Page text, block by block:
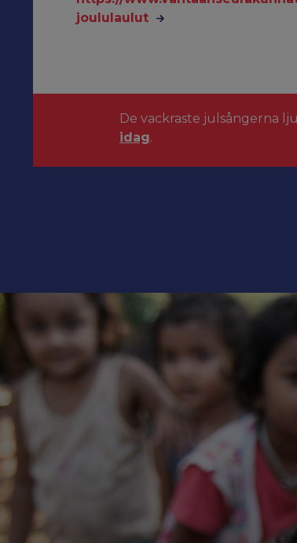
joululaulut
De vackraste julsångerna
idag.